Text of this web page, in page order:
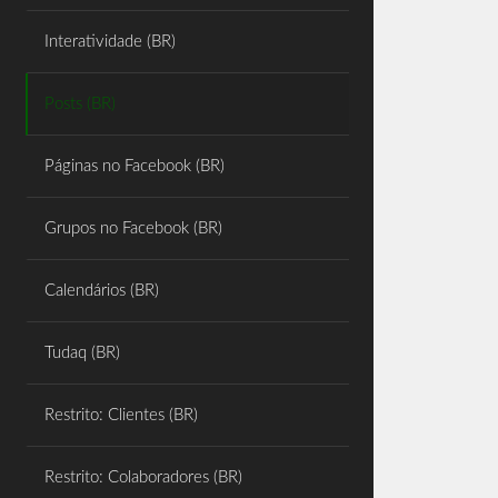
Interatividade (BR)
Posts (BR)
Páginas no Facebook (BR)
Grupos no Facebook (BR)
Calendários (BR)
Tudaq (BR)
Restrito: Clientes (BR)
Restrito: Colaboradores (BR)